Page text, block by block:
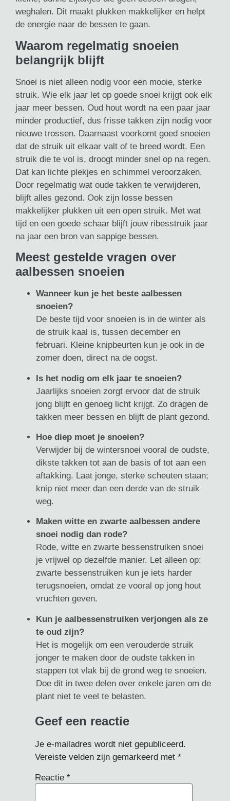
weghalen. Dit maakt plukken makkelijker en helpt
de energie naar de bessen te gaan.
Waarom regelmatig snoeien
belangrijk blijft
Snoei is niet alleen nodig voor een mooie, sterke
struik. Wie elk jaar let op goede snoei krijgt ook elk
jaar meer bessen. Oud hout wordt na een paar jaar
minder productief, dus frisse takken zijn nodig voor
nieuwe trossen. Daarnaast voorkomt goed snoeien
dat de struik uit elkaar valt of te breed wordt. Een
struik die te vol is, droogt minder snel op na regen.
Dat kan lichte plekjes en schimmel veroorzaken.
Door regelmatig wat oude takken te verwijderen,
blijft alles gezond. Ook zijn losse bessen
makkelijker plukken uit een open struik. Met wat
tijd en een goede schaar blijft jouw ribesstruik jaar
na jaar een bron van sappige bessen.
Meest gestelde vragen over
aalbessen snoeien
Wanneer kun je het beste aalbessen
snoeien?
De beste tijd voor snoeien is in de winter als
de struik kaal is, tussen december en
februari. Kleine knipbeurten kun je ook in de
zomer doen, direct na de oogst.
Is het nodig om elk jaar te snoeien?
Jaarlijks snoeien zorgt ervoor dat de struik
jong blijft en genoeg licht krijgt. Zo dragen de
takken meer bessen en blijft de plant gezond.
Hoe diep moet je snoeien?
Verwijder bij de wintersnoei vooral de oudste,
dikste takken tot aan de basis of tot aan een
aftakking. Laat jonge, sterke scheuten staan;
knip niet meer dan een derde van de struik
weg.
Maken witte en zwarte aalbessen andere
snoei nodig dan rode?
Rode, witte en zwarte bessenstruiken snoei
je vrijwel op dezelfde manier. Let alleen op:
zwarte bessenstruiken kun je iets harder
terugsnoeien, omdat ze vooral op jong hout
vruchten geven.
Kun je aalbessenstruiken verjongen als ze
te oud zijn?
Het is mogelijk om een verouderde struik
jonger te maken door de oudste takken in
stappen tot vlak bij de grond weg te snoeien.
Doe dit in twee delen over enkele jaren om de
plant niet te veel te belasten.
Geef een reactie
Je e-mailadres wordt niet gepubliceerd.
Vereiste velden zijn gemarkeerd met*
Reactie*